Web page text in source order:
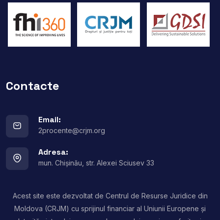
Contacte
Email:
2procente@crjm.org
Adresa:
mun. Chișinău, str. Alexei Sciusev 33
Acest site este dezvoltat de Centrul de Resurse Juridice din
Moldova (CRJM) cu sprijinul financiar al Uniunii Europene și